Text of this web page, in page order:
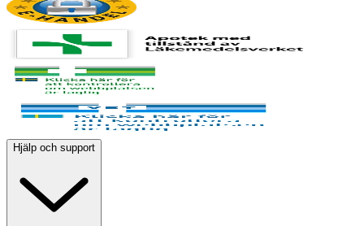
Hjälp och support